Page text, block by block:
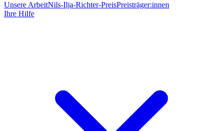
Unsere ArbeitNils-Ilja-Richter-PreisPreisträger:innen
Ihre Hilfe